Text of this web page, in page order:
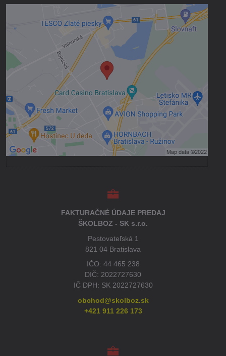
Externý obsah je blokovaný Voľbami
súkromia
Prajete si načítať externý obsah?
Povoliť tentokrát
Povoliť a zapamätať - súhlas s druhom
cookie: Funkčné
Otvoriť obsah v novom okne
FAKTURAČNÉ ÚDAJE PREDAJ
ŠKOLBOZ - SK s.r.o.
Pestovateľská 1
821 04 Bratislava
IČO: 44 465 238
DIČ: 2022727630
IČ DPH: SK 2022727630
obchod@skolboz.sk
+421 911 226 173